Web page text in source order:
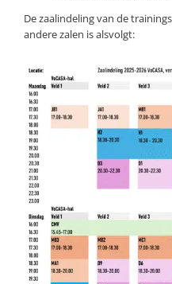
De zaalindeling van de
andere zalen is alsvolgt: